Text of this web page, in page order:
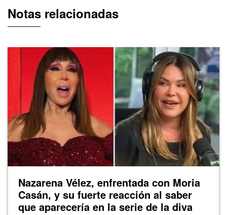
Notas relacionadas
Nazarena Vélez, enfrentada con Moria
Casán, y su fuerte reacción al saber
que aparecería en la serie de la diva